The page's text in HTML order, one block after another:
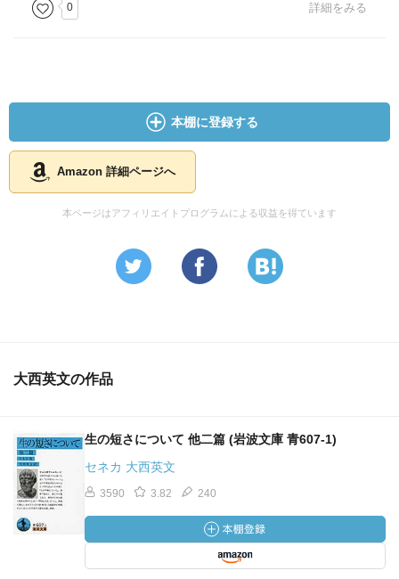
0 詳細をみる
本棚に登録する
Amazon 詳細ページへ
本ページはアフィリエイトプログラムによる収益を得ています
大西英文の作品
生の短さについて 他二篇 (岩波文庫 青607-1)
セネカ 大西英文
3590 3.82 240